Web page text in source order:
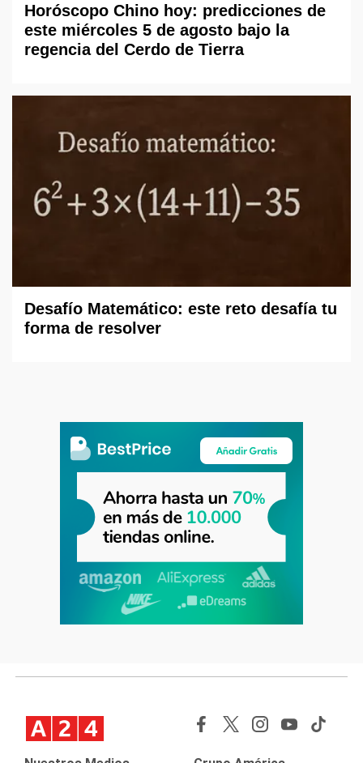
Horóscopo Chino hoy: predicciones de
este miércoles 5 de agosto bajo la
regencia del Cerdo de Tierra
Desafío Matemático: este reto desafía tu
forma de resolver